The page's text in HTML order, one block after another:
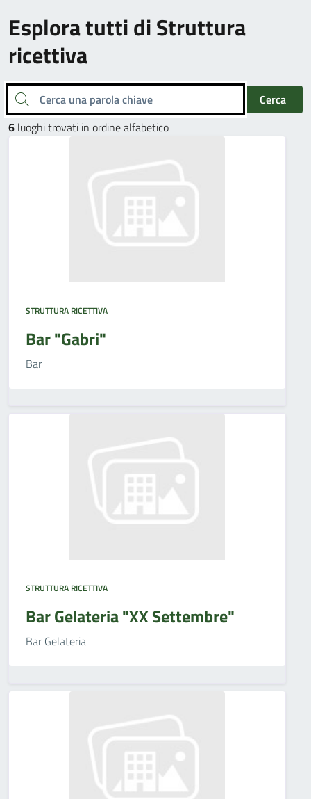
Esplora tutti di Struttura
ricettiva
Cerca una parola chiave
Cerca
6 luoghi trovati in ordine alfabetico
STRUTTURA RICETTIVA
Bar "Gabri"
Bar
STRUTTURA RICETTIVA
Bar Gelateria "XX Settembre"
Bar Gelateria